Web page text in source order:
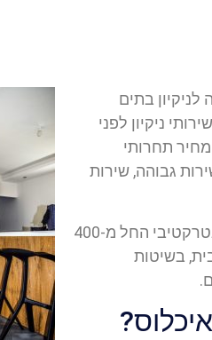
לניקיון בתים
ניקיון לפני
תחרותי
שירות גבוהה, שירות
המציעה מחיר אטרקטיבי החל מ-400
בשיטות